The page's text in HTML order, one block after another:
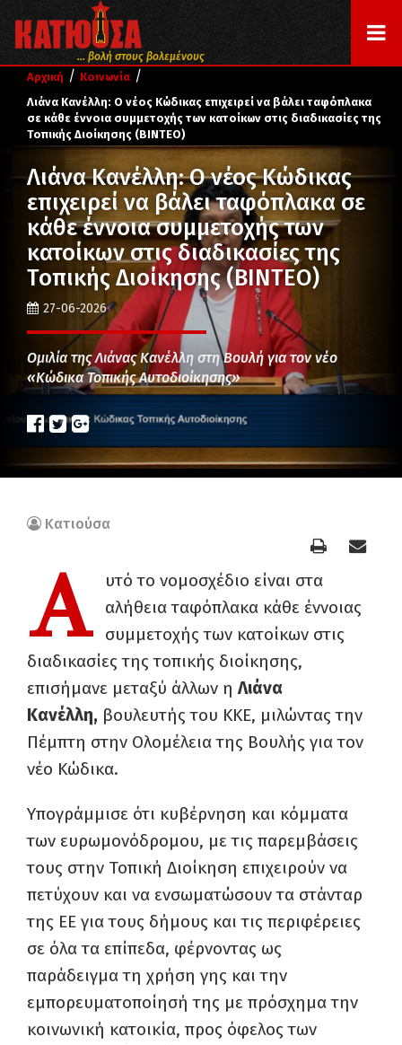
... βολή στους βολεμένους
Αρχική / Κοινωνία /
Λιάνα Κανέλλη: Ο νέος Κώδικας επιχειρεί να βάλει ταφόπλακα
σε κάθε έννοια συμμετοχής των κατοίκων στις διαδικασίες της
Τοπικής Διοίκησης (ΒΙΝΤΕΟ)
Λιάνα Κανέλλη: Ο νέος Κώδικας
επιχειρεί να βάλει ταφόπλακα σε
κάθε έννοια συμμετοχής των
κατοίκων στις διαδικασίες της
Τοπικής Διοίκησης (ΒΙΝΤΕΟ)
27-06-2026
Ομιλία της Λιάνας Κανέλλη στη Βουλή για τον νέο
«Κώδικα Τοπικής Αυτοδιοίκησης»
Κατιούσα
Α
υτό το νομοσχέδιο είναι στα
αλήθεια ταφόπλακα κάθε έννοιας
συμμετοχής των κατοίκων στις
διαδικασίες της τοπικής διοίκησης,
επισήμανε μεταξύ άλλων η Λιάνα
Κανέλλη, βουλευτής του ΚΚΕ, μιλώντας την
Πέμπτη στην Ολομέλεια της Βουλής για τον
νέο Κώδικα.
Υπογράμμισε ότι κυβέρνηση και κόμματα
των ευρωμονόδρομου, με τις παρεμβάσεις
τους στην Τοπική Διοίκηση επιχειρούν να
πετύχουν και να ενσωματώσουν τα στάνταρ
της ΕΕ για τους δήμους και τις περιφέρειες
σε όλα τα επίπεδα, φέρνοντας ως
παράδειγμα τη χρήση γης και την
εμπορευματοποίησή της με πρόσχημα την
κοινωνική κατοικία, προς όφελος των